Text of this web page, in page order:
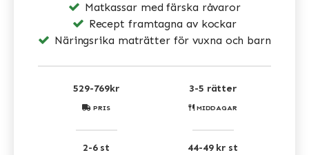
Matkassar med färska råvaror
Recept framtagna av kockar
Näringsrika maträtter för vuxna och barn
PRIS
529-769kr
MIDDAGAR
3-5 rätter
2-6 st 44-49 kr st